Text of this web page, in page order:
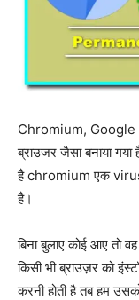
Chromium, Google
ब्राउजर जैसा बनाया
है chromium एक virus
है।
बिना बुलाए कोई आए तो
किसी भी ब्राउज़र को
करनी होती है तब हम